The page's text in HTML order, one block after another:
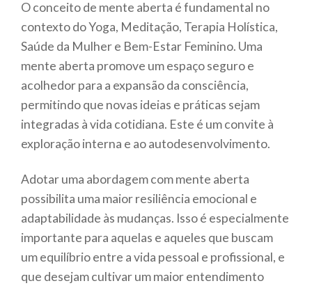
O conceito de mente aberta é fundamental no
contexto do Yoga, Meditação, Terapia Holística,
Saúde da Mulher e Bem-Estar Feminino. Uma
mente aberta promove um espaço seguro e
acolhedor para a expansão da consciência,
permitindo que novas ideias e práticas sejam
integradas à vida cotidiana. Este é um convite à
exploração interna e ao autodesenvolvimento.
Adotar uma abordagem com mente aberta
possibilita uma maior resiliência emocional e
adaptabilidade às mudanças. Isso é especialmente
importante para aquelas e aqueles que buscam
um equilíbrio entre a vida pessoal e profissional, e
que desejam cultivar um maior entendimento